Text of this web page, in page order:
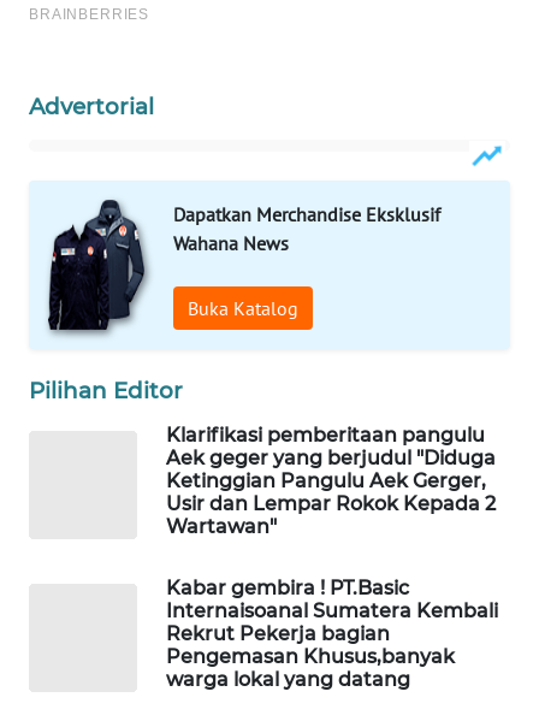
Advertorial
Dapatkan Merchandise Eksklusif
Wahana News
Buka Katalog
Pilihan Editor
Klarifikasi pemberitaan pangulu
Aek geger yang berjudul "Diduga
Ketinggian Pangulu Aek Gerger,
Usir dan Lempar Rokok Kepada 2
Wartawan"
Kabar gembira ! PT.Basic
Internaisoanal Sumatera Kembali
Rekrut Pekerja bagian
Pengemasan Khusus,banyak
warga lokal yang datang
NEWS
NEWS
SIBARAGAS
NEWS
METRO
NEWS